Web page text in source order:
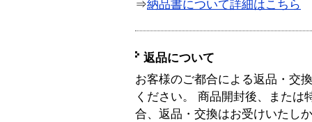
⇒納品書について詳細はこちら
返品について
お客様のご都合による返品・交
ください。 商品開封後、または
合、返品・交換はお受けいたし